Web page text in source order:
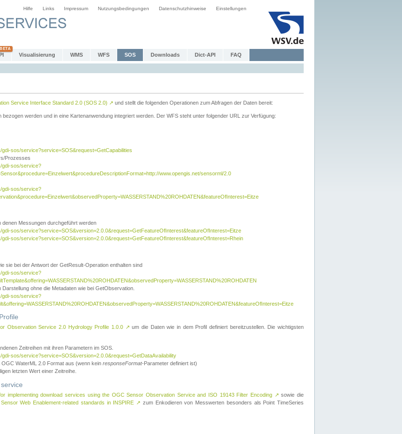
Hilfe Links Impressum Nutzungsbedingungen Datenschutzhinweise Einstellungen
Visualisierung WMS WFS SOS Downloads Dict-API FAQ
Service Interface Standard 2.0 (SOS 2.0) ↗ und stellt die folgenden Operationen zum Abfragen der Daten bereit:
werden und in eine Kartenanwendung integriert werden. Der WFS steht unter folgender URL zur Verfügung:
sos/service?service=SOS&request=GetCapabilities
Prozesses
gdi-sos/service?
www.opengis.net/sensorml/2.0
gdi-sos/service?
Messungen durchgeführt werden
sos/service?service=SOS&version=2.0.0&request=GetFeatureOfInterest&featureOfInterest=Eitze
sos/service?service=SOS&version=2.0.0&request=GetFeatureOfInterest&featureOfInterest=Rhein
sie bei der Antwort der GetResult-Operation enthalten sind
gdi-sos/service?
ohne die Metadaten wie bei GetObservation.
gdi-sos/service?
Observation Service 2.0 Hydrology Profile 1.0.0 ↗ um die Daten wie in dem Profil definiert bereitzustellen. Die wichtigsten
Zeitreihen mit ihren Parametern im SOS.
sos/service?service=SOS&version=2.0.0&request=GetDataAvailability
WaterML 2.0 Format aus (wenn kein responseFormat-Parameter definiert ist)
letzten Wert einer Zeitreihe.
implementing download services using the OGC Sensor Observation Service and ISO 19143 Filter Encoding ↗ sowie die
Web Enablement-related standards in INSPIRE ↗ zum Enkodieren von Messwerten besonders als Point TimeSeries